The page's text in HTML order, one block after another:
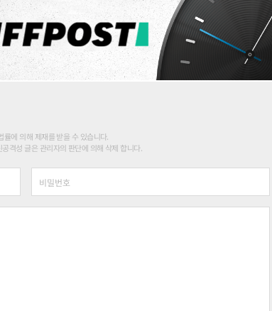
에 의해 제재를 받을 수 있습니다.
격성 글은 관리자의 판단에 의해 삭제 합니다.